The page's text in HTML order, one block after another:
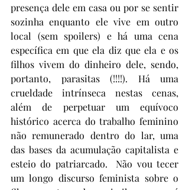
presença dele em casa ou por se sentir
sozinha enquanto ele vive em outro
local (sem spoilers) e há uma cena
específica em que ela diz que ela e os
filhos vivem do dinheiro dele, sendo,
portanto, parasitas (!!!!). Há uma
crueldade intrínseca nestas cenas,
além de perpetuar um equívoco
histórico acerca do trabalho feminino
não remunerado dentro do lar, uma
das bases da acumulação capitalista e
esteio do patriarcado.  Não vou tecer
um longo discurso feminista sobre o